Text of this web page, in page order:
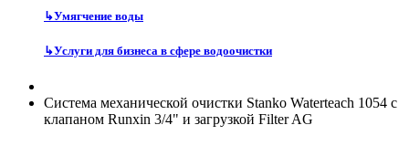
↳Умягчение воды
↳Услуги для бизнеса в сфере водоочистки
Система механической очистки Stanko Waterteach 1054 с
клапаном Runxin 3/4" и загрузкой Filter AG